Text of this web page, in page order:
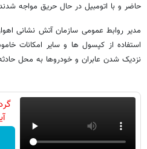
حاضر و با اتومبیل در حال حریق مواجه
مدیر روابط عمومی سازمان آتش نشانی
استفاده از کپسول ها و سایر امکانات
نزدیک شدن عابران و خودروها به محل